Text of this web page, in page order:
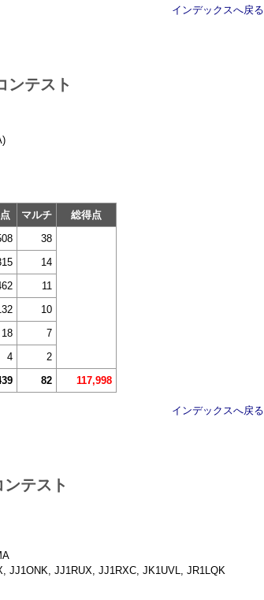
インデックスへ戻る
ンテスト
マルチ
総得点
38
14
11
10
18
7
4
2
82 117,998
インデックスへ戻る
テスト
JJ1ONK, JJ1RUX, JJ1RXC, JK1UVL, JR1LQK